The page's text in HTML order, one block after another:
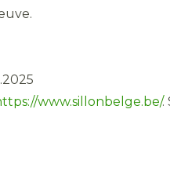
www.sillonbelge.be/.